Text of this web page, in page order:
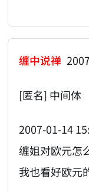
缠中说禅
[匿名] 中间体
2007-01-14
缠姐对欧元怎
我也看好欧元